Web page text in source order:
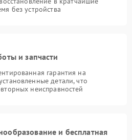
без устройства
и запчасти
гарантия на
детали, что
неисправностей
и бесплатная